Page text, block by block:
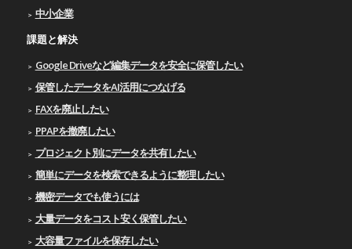
中小企業
課題と解決
Google Driveなど編集データを安全に保管したい
保管したデータをAI活用につなげる
FAXを廃止したい
PPAPを撤廃したい
プロジェクト別にデータを共有したい
簡単にデータを検索できるように整理したい
機密データでも使うには
大量データをコスト安く保管したい
大容量ファイルを保存したい